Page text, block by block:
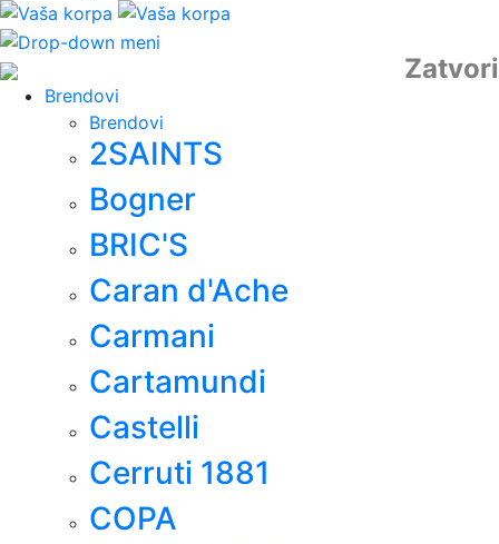
Zatvori
Brendovi
Brendovi
2SAINTS
Bogner
BRIC'S
Caran d'Ache
Carmani
Cartamundi
Castelli
Cerruti 1881
COPA